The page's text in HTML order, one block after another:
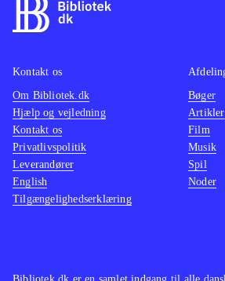
Kontakt os
Om Bibliotek.dk
Hjælp og vejledning
Kontakt os
Privatlivspolitik
Leverandører
English
Tilgængelighedserklæring
Bøger
Artikler
Film
Musik
Spil
Noder